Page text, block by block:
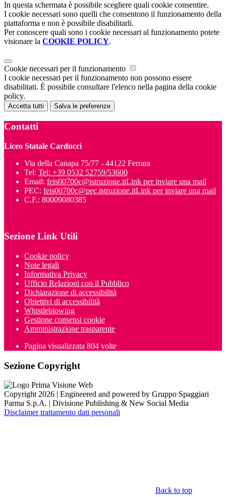
In questa schermata è possibile scegliere quali cookie consentire.
I cookie necessari sono quelli che consentono il funzionamento della
piattaforma e non è possibile disabilitarli.
Per conoscere quali sono i cookie necessari al funzionamento potete
visionare la COOKIE POLICY.
Cookie necessari per il funzionamento
I cookie necessari per il funzionamento non possono essere
disabilitati. È possibile consultare l'elenco nella pagina della cookie
policy.
Accetta tutti Salva le preferenze
Contatti
Liceo Statale Carducci
Via della Canapa 75/77 - 44122 Ferrara
Tel: Tel: +39 0532 52759/53600
Email: feis00700c@istruzione.itLink per inviare una mail
PEC: feis00700c@pec.istruzione.itLink per inviare una mail
C.F.: 80009080385
Sezione Link Utili
Cookie policy
Note legali
Informativa Privacy
Ufficio Relazioni con il Pubblico
Dichiarazione di accessibilità
Obiettivi di accessibilità
Whistleblowing
Gestione consensi cookie
Amministrazione trasparente
Pagina visualizzata 804 volte
Sezione Copyright
Copyright 2026 | Engineered and powered by Gruppo Spaggiari
Parma S.p.A. | Divisione Publishing & New Social Media
Disclaimer trattamento dati personali
Back to top